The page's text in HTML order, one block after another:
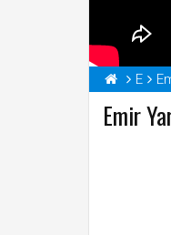
E
Emir